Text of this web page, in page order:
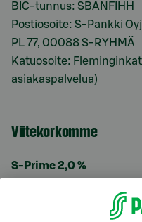
BIC-tunnus: SBANFIHH
Postiosoite: S-Pankki
PL 77, 00088 S-RYHMÄ
Katuosoite:
asiakaspalvelua)
Viitekorkomme
S-Prime 2,0 %